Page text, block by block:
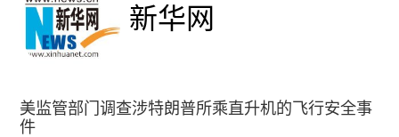
新华网
美监管部门调查涉特朗普所乘直升机的飞行安全事
件